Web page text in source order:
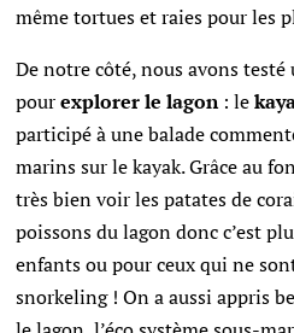
même tortues et raies pour les
De notre côté, nous avons
pourexplorer le lagon: le
participé à une balade
marins sur le kayak. Grâce au
très bien voir les patates de
poissons du lagon donc c’est
enfants ou pour ceux qui ne
snorkeling ! On a aussi appris